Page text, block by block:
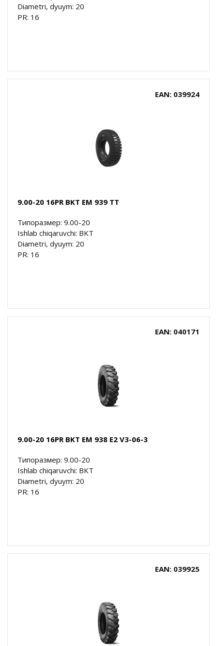
Diametri, dyuym: 20
PR: 16
EAN: 039924
9.00-20 16PR BKT EM 939 TT
Типоразмер: 9.00-20
Ishlab chiqaruvchi: BKT
Diametri, dyuym: 20
PR: 16
EAN: 040171
9.00-20 16PR BKT EM 938 E2 V3-06-3
Типоразмер: 9.00-20
Ishlab chiqaruvchi: BKT
Diametri, dyuym: 20
PR: 16
EAN: 039925